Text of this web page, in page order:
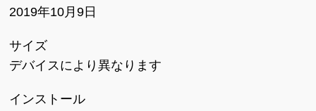
2019年10月9日
サイズ
デバイスにより異なります
インストール